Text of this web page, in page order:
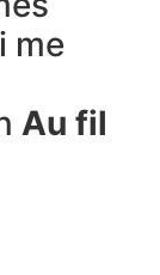
me
Au fil